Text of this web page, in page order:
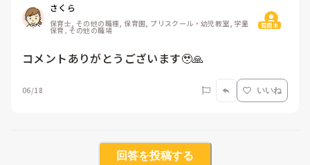
さくら
保育士, その他の職種, 保育園, プリスクール・幼児教室, 学童
保育, その他の職場 質問主
コメントありがとうございます🥹🙏
06/18 いいね
回答を投稿する